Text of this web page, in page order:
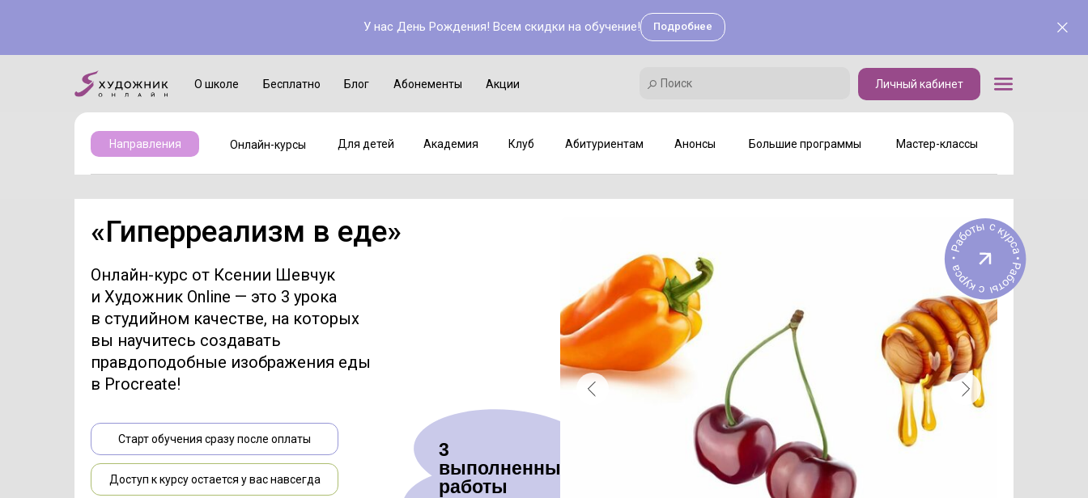
У нас День Рождения! Всем скидки на обучение! Подробнее
Блог Акции
Абонементы
О школе Бесплатно Личный кабинет
Поиск
Мастер-классы
Для детей Академия Клуб Абитуриентам Анонсы Большие программы
Онлайн-курсы
Направления
Поиск
Академия Клуб Мастер-классы
«Гиперреализм в еде»
Онлайн-курс от Ксении Шевчук
и Художник Online — это 3 урока
в студийном качестве, на которых
вы научитесь создавать
правдоподобные изображения еды
в Procreate!
Доступ к курсу остается у вас навсегда
Старт обучения сразу после оплаты
3
выполненные
работы